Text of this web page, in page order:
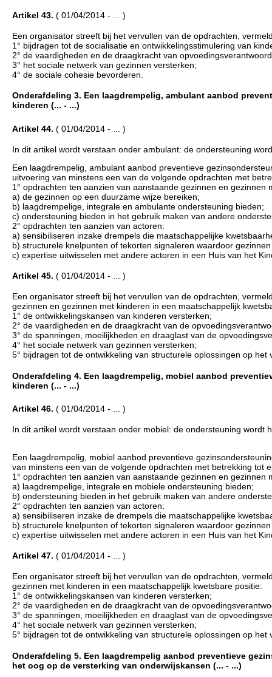
Artikel 43. ( 01/04/2014 - ... )
Een organisator streeft bij het vervullen van de opdrachten,
1° bijdragen tot de socialisatie en ontwikkelingsstimulering van
2° de vaardigheden en de draagkracht van
3° het sociale netwerk van gezinnen versterken;
4° de sociale cohesie bevorderen.
Onderafdeling 3. Een laagdrempelig, ambulant aanbod
kinderen (... - ...)
Artikel 44. ( 01/04/2014 - ... )
In dit artikel wordt verstaan onder ambulant: de ondersteuning
Een laagdrempelig, ambulant aanbod preventieve
uitvoering van minstens een van de volgende opdrachten met
1° opdrachten ten aanzien van aanstaande gezinnen en
a) de gezinnen op een duurzame wijze bereiken;
b) laagdrempelige, integrale en ambulante ondersteuning bieden;
c) ondersteuning bieden in het gebruik maken van andere
2° opdrachten ten aanzien van actoren:
a) sensibiliseren inzake drempels die maatschappelijke
b) structurele knelpunten of tekorten signaleren waardoor
c) expertise uitwisselen met andere actoren in een Huis van het
Artikel 45. ( 01/04/2014 - ... )
Een organisator streeft bij het vervullen van de opdrachten,
gezinnen en gezinnen met kinderen in een maatschappelijk
1° de ontwikkelingskansen van kinderen versterken;
2° de vaardigheden en de draagkracht van de
3° de spanningen, moeilijkheden en draaglast van de
4° het sociale netwerk van gezinnen versterken;
5° bijdragen tot de ontwikkeling van structurele oplossingen op
Onderafdeling 4. Een laagdrempelig, mobiel aanbod
kinderen (... - ...)
Artikel 46. ( 01/04/2014 - ... )
In dit artikel wordt verstaan onder mobiel: de ondersteuning
Een laagdrempelig, mobiel aanbod preventieve
van minstens een van de volgende opdrachten met betrekking tot
1° opdrachten ten aanzien van aanstaande gezinnen en
a) laagdrempelige, integrale en mobiele ondersteuning bieden;
b) ondersteuning bieden in het gebruik maken van andere
2° opdrachten ten aanzien van actoren:
a) sensibiliseren inzake de drempels die maatschappelijke
b) structurele knelpunten of tekorten signaleren waardoor
c) expertise uitwisselen met andere actoren in een Huis van het
Artikel 47. ( 01/04/2014 - ... )
Een organisator streeft bij het vervullen van de opdrachten,
gezinnen met kinderen in een maatschappelijk kwetsbare positie:
1° de ontwikkelingskansen van kinderen versterken;
2° de vaardigheden en de draagkracht van de
3° de spanningen, moeilijkheden en draaglast van de
4° het sociale netwerk van gezinnen versterken;
5° bijdragen tot de ontwikkeling van structurele oplossingen op
Onderafdeling 5. Een laagdrempelig aanbod preventieve
het oog op de versterking van onderwijskansen (... - ...)